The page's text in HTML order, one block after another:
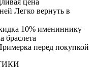
цена
Легко вернуть в
10% имениннику
браслета
перед покупкой